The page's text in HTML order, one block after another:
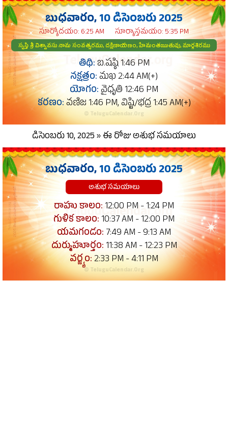
బుధవారం,10 డిసెంబరు 2025
సూర్యోదయం: 6:25 AM సూర్యాస్తమయం: 5:35 PM
స్వస్తి శ్రీ విశ్వావసు నామ సంవత్సరము, దక్షిణాయణం, హేమంతఋతువు, మార్గశిరము
తిథి: బ.షష్ఠి 1:46 PM
నక్షత్రం: మఖ 2:44 AM(+)
యోగం:వైధృతి 12:46 PM
కరణం:వణిజ 1:46 PM, విష్టి/భద్ర 1:45 AM(+)
© TeluguCalendar.Org
డిసెంబరు 10, 2025 » ఈ రోజు అశుభ సమయాలు
బుధవారం,10 డిసెంబరు 2025
అశుభ సమయాలు
రాహు కాలం:12:00 PM - 1:24 PM
గుళిక కాలం:10:37 AM - 12:00 PM
యమగండం: 7:49 AM - 9:13 AM
దుర్ముహూర్తం:11:38 AM - 12:23 PM
వర్జ్యం:2:33 PM - 4:11 PM
© TeluguCalendar.Org